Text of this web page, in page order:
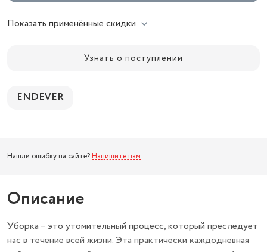
Показать применённые скидки
Узнать о поступлении
ENDEVER
Нашли ошибку на сайте? Напишите нам.
Описание
Уборка – это утомительный процесс, который преследует
нас в течение всей жизни. Эта практически каждодневная